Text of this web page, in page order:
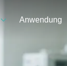
Anwendung